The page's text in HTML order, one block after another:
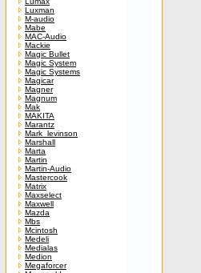
Luxman
M-audio
Mabe
MAC-Audio
Mackie
Magic Bullet
Magic System
Magic Systems
Magicar
Magner
Magnum
Mak
MAKITA
Marantz
Mark_levinson
Marshall
Marta
Martin
Martin-Audio
Mastercook
Matrix
Maxselect
Maxwell
Mazda
Mbs
Mcintosh
Medeli
Medialas
Medion
Megaforcer